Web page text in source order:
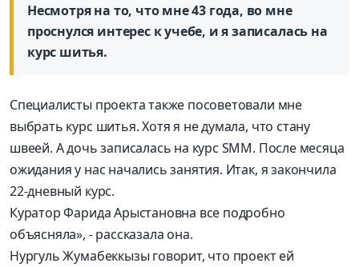
Несмотря на то, что мне 43 года, во мне
проснулся интерес к учебе, и я записалась на
курс шитья.
Специалисты проекта также посоветовали мне
выбрать курс шитья. Хотя я не думала, что стану
швеей. А дочь записалась на курс SMM. После месяца
ожидания у нас начались занятия. Итак, я закончила
22-дневный курс.
Куратор Фарида Арыстановна все подробно
объясняла», - рассказала она.
Нургуль Жумабеккызы говорит, что проект ей